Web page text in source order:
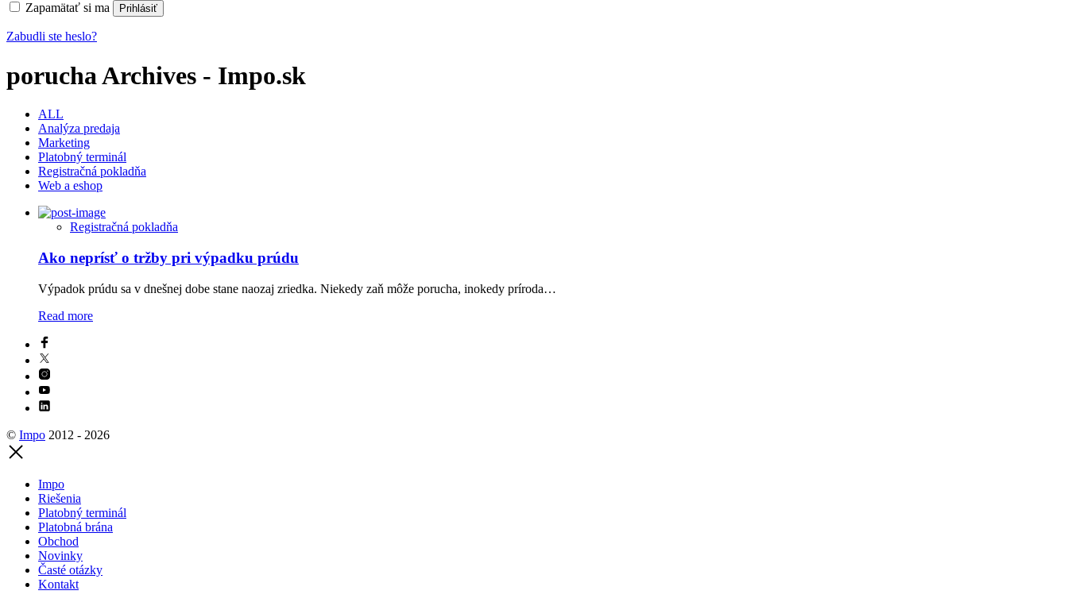
Zapamätať si ma Prihlásiť
Zabudli ste heslo?
porucha Archives - Impo.sk
ALL
Analýza predaja
Marketing
Platobný terminál
Registračná pokladňa
Web a eshop
Registračná pokladňa
Ako neprísť o tržby pri výpadku prúdu
Výpadok prúdu sa v dnešnej dobe stane naozaj zriedka. Niekedy zaň môže porucha, inokedy príroda…
Read more
© Impo 2012 - 2026
Impo
Riešenia
Platobný terminál
Platobná brána
Obchod
Novinky
Časté otázky
Kontakt